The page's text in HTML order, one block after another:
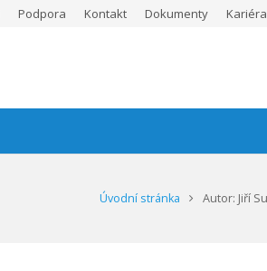
Podpora Kontakt Dokumenty Kariéra
Úvodní stránka Autor: Jiří